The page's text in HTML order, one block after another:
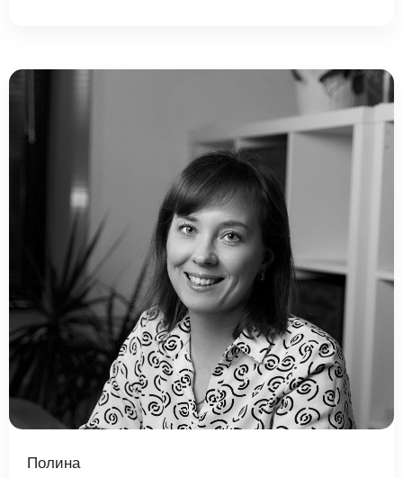
Полина